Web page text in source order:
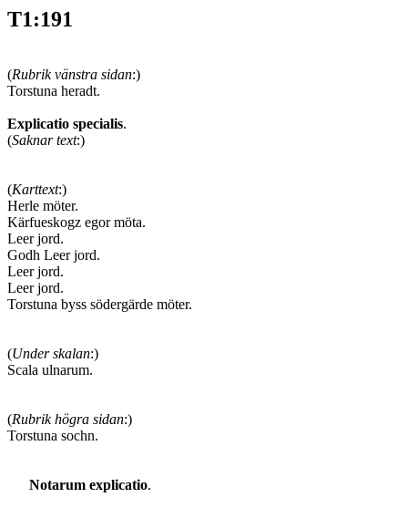
T1:191
(Rubrik vänstra sidan:)
Torstuna heradt.
Explicatio specialis.
(Saknar text:)
(Karttext:)
Herle möter.
Kärfueskogz egor möta.
Leer jord.
Godh Leer jord.
Leer jord.
Leer jord.
Torstuna byss södergärde möter.
(Under skalan:)
Scala ulnarum.
(Rubrik högra sidan:)
Torstuna sochn.
Notarum explicatio.